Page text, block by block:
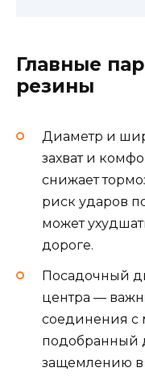
Главные
резины
Диаметр и
захват и
снижает
риск ударов
может
дороге.
Посадочный
центра —
соединения с
подобранный
защемлению в